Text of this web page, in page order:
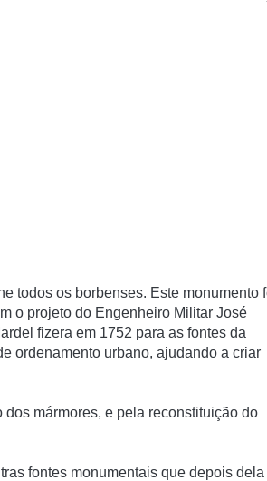
todos os borbenses. Este monumento
o projeto do Engenheiro Militar José
fizera em 1752 para as fontes da
ordenamento urbano, ajudando a criar
mármores, e pela reconstituição do
fontes monumentais que depois dela